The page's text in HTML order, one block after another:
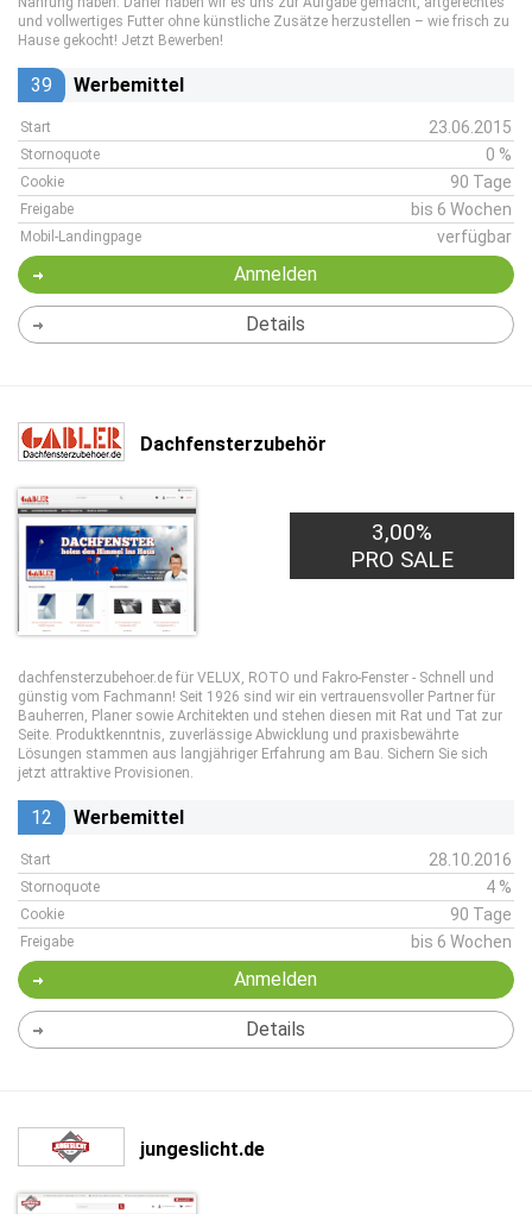
und vollwertiges Futter ohne künstliche Zusätze herzustellen – wie frisch zu
Hause gekocht! Jetzt Bewerben!
39 Werbemittel
Start 23.06.2015
Stornoquote 0 %
Cookie 90 Tage
Freigabe bis 6 Wochen
Mobil-Landingpage verfügbar
Anmelden
Details
Dachfensterzubehör
3,00%
PRO SALE
dachfensterzubehoer.de für VELUX, ROTO und Fakro-Fenster - Schnell und
günstig vom Fachmann! Seit 1926 sind wir ein vertrauensvoller Partner für
Bauherren, Planer sowie Architekten und stehen diesen mit Rat und Tat zur
Seite. Produktkenntnis, zuverlässige Abwicklung und praxisbewährte
Lösungen stammen aus langjähriger Erfahrung am Bau. Sichern Sie sich
jetzt attraktive Provisionen.
12 Werbemittel
Start 28.10.2016
Stornoquote 4 %
Cookie 90 Tage
Freigabe bis 6 Wochen
Anmelden
Details
jungeslicht.de